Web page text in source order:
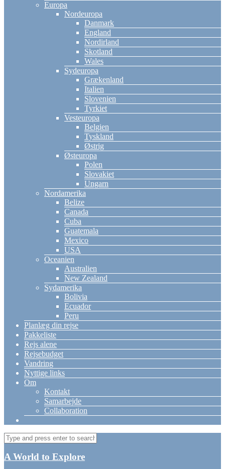
Europa
Nordeuropa
Danmark
England
Nordirland
Skotland
Wales
Sydeuropa
Grækenland
Italien
Slovenien
Tyrkiet
Vesteuropa
Belgien
Tyskland
Østrig
Østeuropa
Polen
Slovakiet
Ungarn
Nordamerika
Belize
Canada
Cuba
Guatemala
Mexico
USA
Oceanien
Australien
New Zealand
Sydamerika
Bolivia
Ecuador
Peru
Planlæg din rejse
Pakkeliste
Rejs alene
Rejsebudget
Vandring
Nyttige links
Om
Kontakt
Samarbejde
Collaboration
A World to Explore